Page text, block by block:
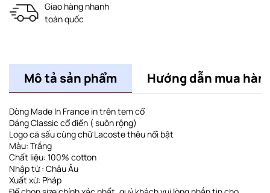
Giao hàng nhanh
toàn quốc
Mô tả sản phẩm Hướng dẫn mua
Dòng Made In France in trên tem cổ
Dáng Classic cổ điển ( suôn rộng)
Logo cá sấu cùng chữ Lacoste thêu nổi bật
Màu: Trắng
Chất liệu: 100% cotton
Nhập từ : Châu Âu
Xuất xứ: Pháp